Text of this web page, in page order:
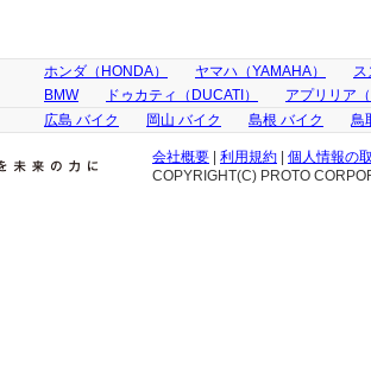
ホンダ（HONDA） ヤマハ（YAMAHA）
ス
BMW
ドゥカティ（DUCATI）
アプリリア
広島 バイク 岡山 バイク 島根 バイク 鳥
会社概要 利用規約
個人情報の
COPYRIGHT(C) PROTO